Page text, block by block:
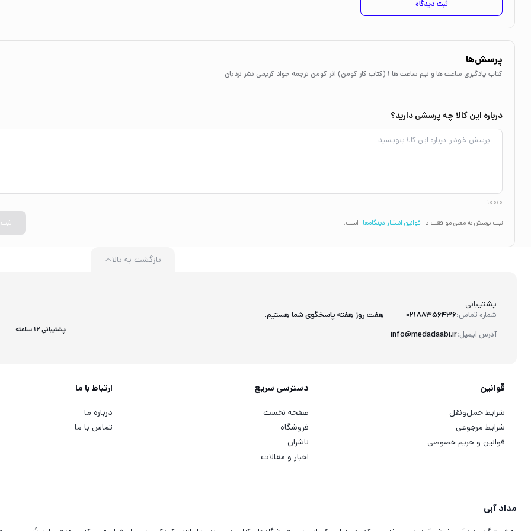
ثبت دیدگاه
پرسش‌ها
کتاب یادگیری ساعت ها و نیم ساعت ها 1 (کتاب کار کومن) اثر کومن ترجمه جواد کریمی نشر نردبان
درباره این کالا چه پرسشی دارید؟
100/0
ثبت پرسش به معنی موافقت با قوانین انتشار دیدگاه‌ها است.
پشتیبانی
شماره تماس:02188356436
آدرس ایمیل:info@medadaabi.ir
هفت روز هفته پاسخگوی شما هستیم.
بازگشت به بالا
پشتیبانی 12 ساعته
قوانین
شرایط حمل‌ونقل
شرایط مرجوعی
قوانین و حریم خصوصی
دسترسی سریع
صفحه نخست
فروشگاه
ناشران
اخبار و مقالات
ارتباط با ما
درباره ما
تماس با ما
مداد آبی